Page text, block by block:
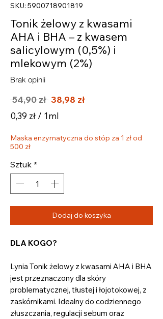
SKU: 5900718901819
Tonik żelowy z kwasami
AHA i BHA – z kwasem
salicylowym (0,5%) i
mlekowym (2%)
Brak opinii
54,90 zł Regularna
cena
38,98 złCena
0,39 zł / 1ml
za
1
Mililitrów
Maska enzymatyczna do stóp za 1 zł od
500 zł
Sztuk *
Dodaj do koszyka
DLA KOGO?
Lynia Tonik żelowy z kwasami AHA i BHA
jest przeznaczony dla skóry
problematycznej, tłustej i łojotokowej, z
zaskórnikami. Idealny do codziennego
złuszczania, regulacji sebum oraz